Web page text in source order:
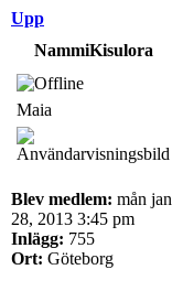
Upp
NammiKisulora
Maia
Blev medlem: mån jan
28, 2013 3:45 pm
Inlägg: 755
Ort: Göteborg